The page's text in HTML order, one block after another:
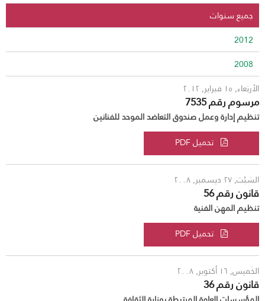
جميع سنوات
2012
2008
الأربَعاء, ١٥ فبراير, ٢٠١٢
مرسوم رقم 7535
تنظيم إدارة وعمل صندوق التعاضد الموحد للفنانين
تحميل PDF
السَبْت, ٢٧ ديسمبر, ٢٠٠٨
قانون رقم 56
تنظيم المهن الفنية
تحميل PDF
الخَميس, ١٦ أكتوبر, ٢٠٠٨
قانون رقم 36